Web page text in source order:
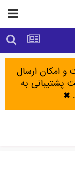
امکان ارسال
پشتیبانی به
✖